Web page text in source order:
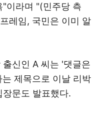
"이라며 "(민주당 측
레임, 국민은 이미 알
신인 A 씨는 '댓글은
제목으로 이날 리박
문도 발표했다.